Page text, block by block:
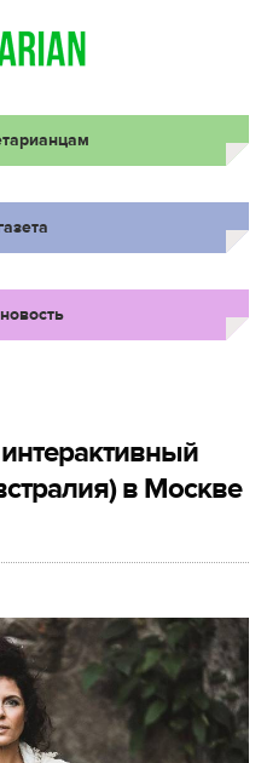
в Москве